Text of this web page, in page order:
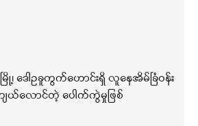
ဒေါဥခူကွက်ဟောင်းရှိ လူနေအိမ်ခြံဝန်း
လောင်တဲ့ ပေါက်ကွဲမှုဖြစ်